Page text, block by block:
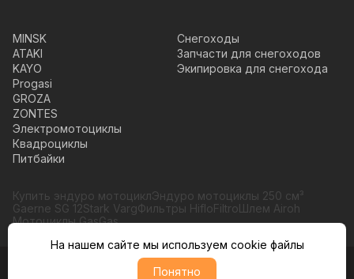
MINSK
ATAKI
KAYO
Progasi
GROZA
ZONTES
Электромотоциклы
Квадроциклы
Питбайки
Снегоходы
Запчасти для снегоходов
Экипировка для снегохода
Купить эндуро мотоциклЭндуро мотоциклы 250 см³
Gaerne SG 12Stark VargФильтры HifloFiltroШлем Airoh
Мотоциклы GasGas
© Moto365, Все права защищены
На нашем сайте мы используем cookie файлы
Понятно